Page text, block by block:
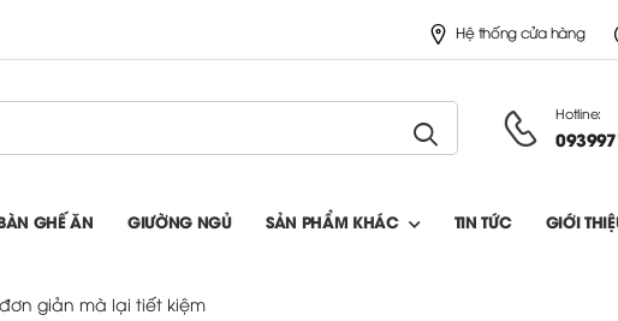
Hệ thống cửa hàng
Hotline:
GHẾ ĂN GIƯỜNG NGỦ SẢN PHẨM KHÁC TIN TỨC GIỚI
giản mà lại tiết kiệm